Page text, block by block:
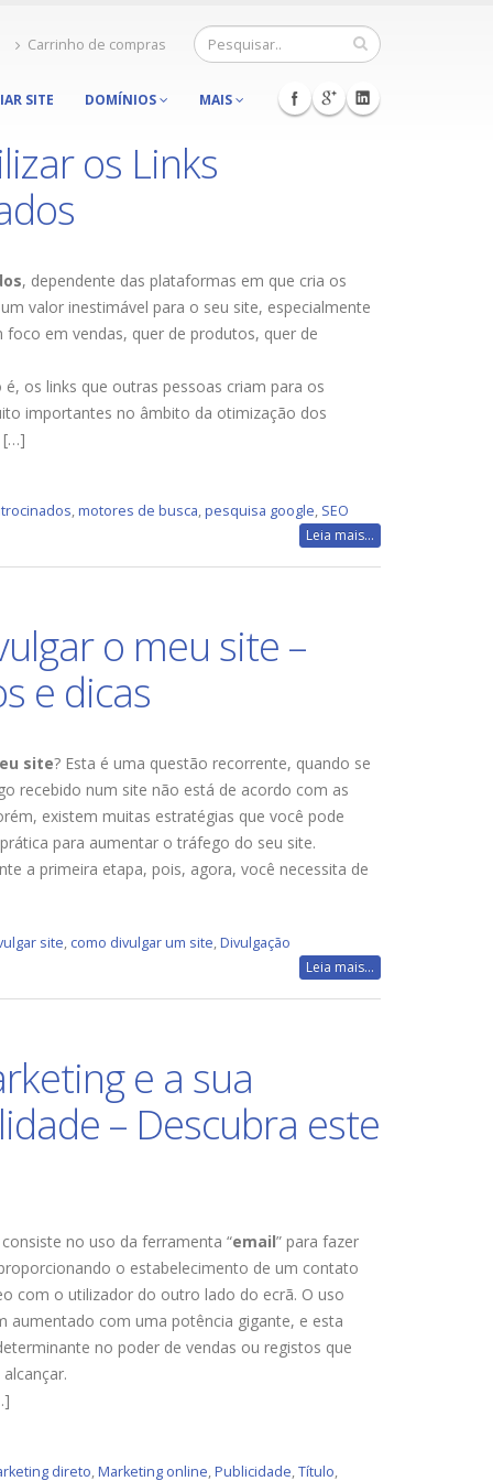
Carrinho de compras
SITE DOMÍNIOS MAIS
os Links
, dependente das plataformas em que cria os
valor inestimável para o seu site, especialmente
em vendas, quer de produtos, quer de
é, os links que outras pessoas criam para os
importantes no âmbito da otimização dos
[…]
,motores de busca,pesquisa google, SEO
Leia mais...
o meu site –
e dicas
site? Esta é uma questão recorrente, quando se
recebido num site não está de acordo com as
existem muitas estratégias que você pode
para aumentar o tráfego do seu site.
a primeira etapa, pois, agora, você necessita de
site, como divulgar um site,Divulgação
Leia mais...
e a sua
– Descubra este
consiste no uso da ferramenta “email” para fazer
o estabelecimento de um contato
com o utilizador do outro lado do ecrã. O uso
aumentado com uma potência gigante, e esta
no poder de vendas ou registos que
direto,Marketing online,Publicidade,Título,